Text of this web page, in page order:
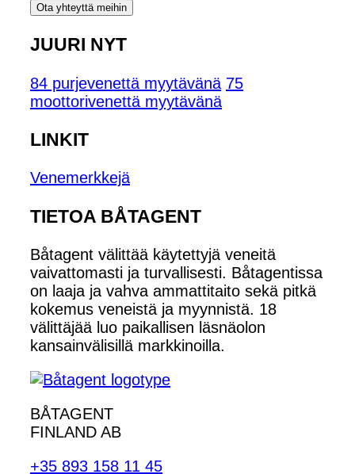
Ota yhteyttä meihin
JUURI NYT
84 purjevenettä myytävänä 75
moottorivenettä myytävänä
LINKIT
Venemerkkejä
TIETOA BÅTAGENT
Båtagent välittää käytettyjä veneitä
vaivattomasti ja turvallisesti. Båtagentissa
on laaja ja vahva ammattitaito sekä pitkä
kokemus veneistä ja myynnistä. 18
välittäjää luo paikallisen läsnäolon
kansainvälisillä markkinoilla.
BÅTAGENT
FINLAND AB
+35 893 158 11 45